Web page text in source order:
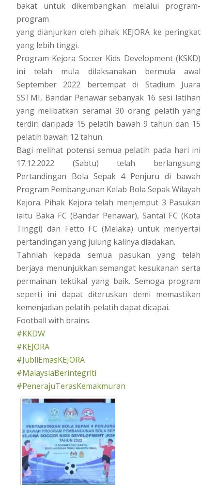
bakat untuk dikembangkan melalui program-
program
yang dianjurkan oleh pihak KEJORA ke peringkat
yang lebih tinggi.
Program Kejora Soccer Kids Development (KSKD)
ini telah mula dilaksanakan bermula awal
September 2022 bertempat di Stadium Juara
SSTMI, Bandar Penawar sebanyak 16 sesi latihan
yang melibatkan seramai 30 orang pelatih yang
terdiri daripada 15 pelatih bawah 9 tahun dan 15
pelatih bawah 12 tahun.
Bagi melihat potensi semua pelatih pada hari ini
17.12.2022 (Sabtu) telah berlangsung
Pertandingan Bola Sepak 4 Penjuru di bawah
Program Pembangunan Kelab Bola Sepak Wilayah
Kejora. Pihak Kejora telah menjemput 3 Pasukan
iaitu Baka FC (Bandar Penawar), Santai FC (Kota
Tinggi) dan Fetto FC (Melaka) untuk menyertai
pertandingan yang julung kalinya diadakan.
Tahniah kepada semua pasukan yang telah
berjaya menunjukkan semangat kesukanan serta
permainan tektikal yang baik. Semoga program
seperti ini dapat diteruskan demi memastikan
kemenjadian pelatih-pelatih dapat dicapai.
Football with brains.
#KKDW
#KEJORA
#JubliEmasKEJORA
#MalaysiaBerintegriti
#PenerajuTerasKemakmuran